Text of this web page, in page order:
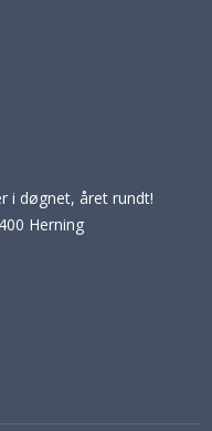
i døgnet, året rundt!
Herning